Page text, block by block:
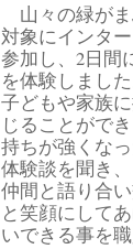
山々の緑が
対象にインタ
参加し、2日間
を体験しまし
子どもや家族
じることがで
持ちが強くな
体験談を聞き
仲間と語り合
と笑顔にして
いできる事を